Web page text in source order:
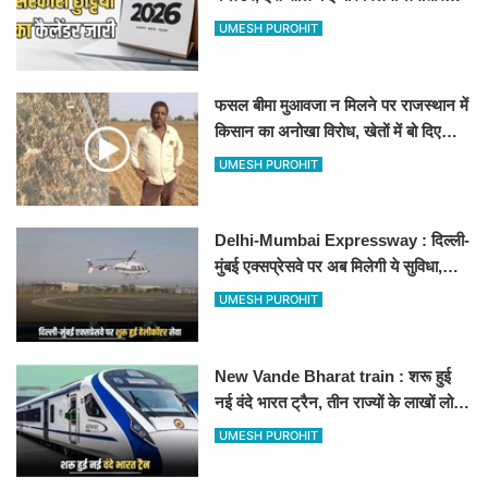
अवकाश, देखें
UMESH PUROHIT
फसल बीमा मुआवजा न मिलने पर राजस्थान में
किसान का अनोखा विरोध, खेतों में बो दिए
500-500 रुपए के नोट, वीडियो वायरल
UMESH PUROHIT
Delhi-Mumbai Expressway : दिल्ली-
मुंबई एक्सप्रेसवे पर अब मिलेगी ये सुविधा,
हेलीकॉप्टर सर्विस से तुरंत घायल पहुंचेगा
UMESH PUROHIT
New Vande Bharat train : शरू हुई
नई वंदे भारत ट्रैन, तीन राज्यों के लाखों लोगों
का सफर होगा आसान, देखें पूरा रूटमैप
UMESH PUROHIT